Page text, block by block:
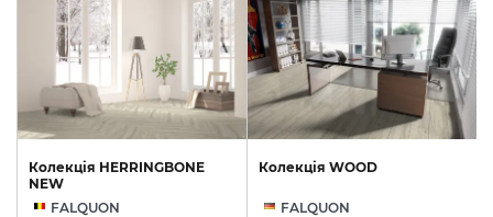
Колекція HERRINGBONE
NEW
FALQUON
Колекція WOOD
FALQUON